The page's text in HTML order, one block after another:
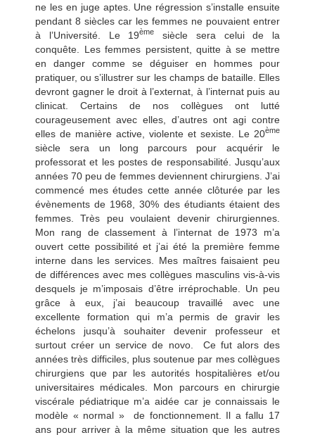
ne les en juge aptes. Une régression s’installe ensuite
pendant 8 siècles car les femmes ne pouvaient entrer
à l’Université. Le 19ème
siècle sera celui de la
conquête. Les femmes persistent, quitte à se mettre
en danger comme se déguiser en hommes pour
pratiquer, ou s’illustrer sur les champs de bataille. Elles
devront gagner le droit à l’externat, à l’internat puis au
clinicat. Certains de nos collègues ont lutté
courageusement avec elles, d’autres ont agi contre
elles de manière active, violente et sexiste. Le 20ème
siècle sera un long parcours pour acquérir le
professorat et les postes de responsabilité. Jusqu’aux
années 70 peu de femmes deviennent chirurgiens. J’ai
commencé mes études cette année clôturée par les
évènements de 1968, 30% des étudiants étaient des
femmes. Très peu voulaient devenir chirurgiennes.
Mon rang de classement à l’internat de 1973 m’a
ouvert cette possibilité et j’ai été la première femme
interne dans les services. Mes maîtres faisaient peu
de différences avec mes collègues masculins vis-à-vis
desquels je m’imposais d’être irréprochable. Un peu
grâce à eux, j’ai beaucoup travaillé avec une
excellente formation qui m’a permis de gravir les
échelons jusqu’à souhaiter devenir professeur et
surtout créer un service de novo. Ce fut alors des
années très difficiles, plus soutenue par mes collègues
chirurgiens que par les autorités hospitalières et/ou
universitaires médicales. Mon parcours en chirurgie
viscérale pédiatrique m’a aidée car je connaissais le
modèle « normal » de fonctionnement. Il a fallu 17
ans pour arriver à la même situation que les autres